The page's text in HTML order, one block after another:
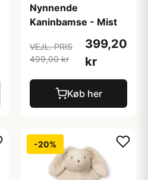
Nynnende
Kaninbamse - Mist
VEJL. PRIS
499,00 kr
399,20
kr
Køb her
-20%